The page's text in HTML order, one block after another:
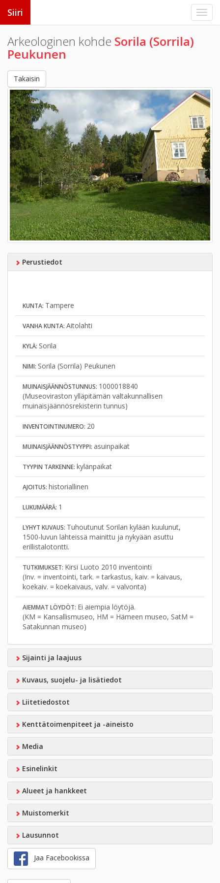
Siiri
Arkeologinen kohde Sorila (Sorrila)
Peukunen
Takaisin
Perustiedot
KUNTA: Tampere
VANHA KUNTA: Aitolahti
KYLÄ: Sorila
NIMI: Sorila (Sorrila) Peukunen
MUINAISJÄÄNNÖSTUNNUS: 1000018840
(Museoviraston ylläpitämän valtakunnallisen
muinaisjäännösrekisterin tunnus)
INVENTOINTINUMERO: 20
MUINAISJÄÄNNÖSTYYPPI: asuinpaikat
TYYPIN TARKENNE: kylänpaikat
AJOITUS: historiallinen
LUKUMÄÄRÄ: 1
LYHYT KUVAUS: Tuhoutunut Sorilan kylään kuulunut,
1500-luvun lähteissä mainittu ja nykyään asuttu
erillistalotontti.
TUTKIMUKSET: Kirsi Luoto 2010 inventointi
(Inv. = inventointi, tark. = tarkastus, kaiv. = kaivaus,
koekaiv. = koekaivaus, valv. = valvonta)
AIEMMAT LÖYDÖT: Ei aiempia löytöjä.
(KM = Kansallismuseo, HM = Hämeen museo, SatM =
Satakunnan museo)
Sijainti ja laajuus
Kuvaus, suojelu- ja lisätiedot
Liitetiedostot
Kenttätoimenpiteet ja -aineisto
Media
Esinelinkit
Alueet ja hankkeet
Muistomerkit
Lausunnot
Jaa Facebookissa